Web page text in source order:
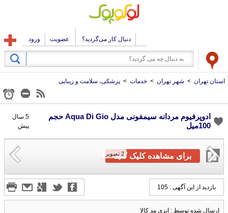
دنبال کار می‌گردید؟ عضویت ورود
استان تهران > شهر تهران > خدمات > پزشکی، سلامت و زیبایی
ادوپرفیوم مردانه سیمفونی مدل Aqua Di Gio حجم
100میل
5 سال
پیش
2 تصویربرای مشاهده کلیک کنید
بازدید از این آگهی : 105
ارسال شده توسط : ایزی مد کالا